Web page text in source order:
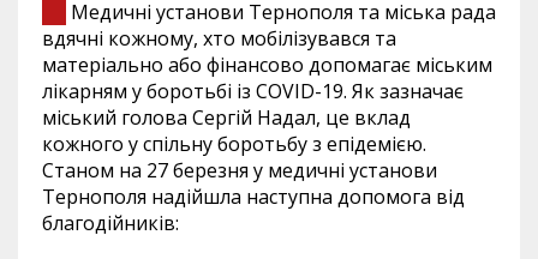
Медичні установи Тернополя та міська рада
вдячні кожному, хто мобілізувався та
матеріально або фінансово допомагає міським
лікарням у боротьбі із COVID-19. Як зазначає
міський голова Сергій Надал, це вклад
кожного у спільну боротьбу з епідемією.
Станом на 27 березня у медичні установи
Тернополя надійшла наступна допомога від
благодійників: